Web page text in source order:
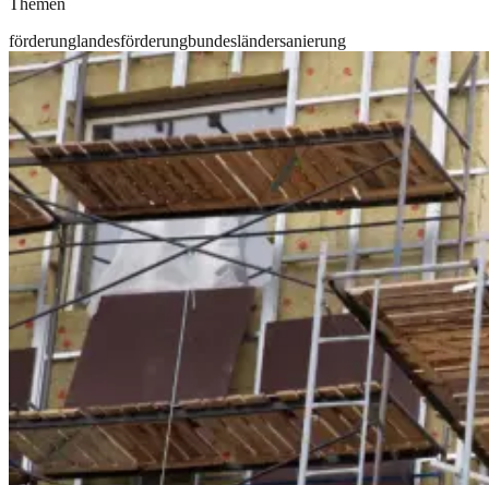
förderunglandesförderungbundesländersanierung